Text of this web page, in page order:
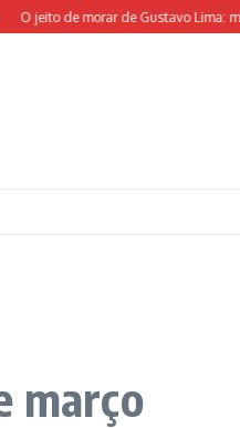
de morar de Gustavo Lima:
março